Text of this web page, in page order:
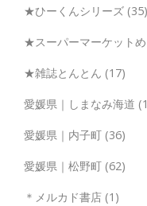
★ひーくんシリーズ (35)
★スーパーマーケットめ
★雑誌とんとん (17)
愛媛県｜しまなみ海道
愛媛県｜内子町 (36)
愛媛県｜松野町 (62)
＊メルカド書店 (1)